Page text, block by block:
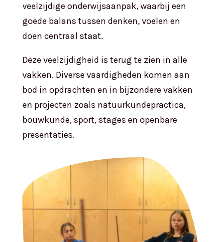
veelzijdige onderwijsaanpak, waarbij een
goede balans tussen denken, voelen en
doen centraal staat.
Deze veelzijdigheid is terug te zien in alle
vakken. Diverse vaardigheden komen aan
bod in opdrachten en in bijzondere vakken
en projecten zoals natuurkundepractica,
bouwkunde, sport, stages en openbare
presentaties.